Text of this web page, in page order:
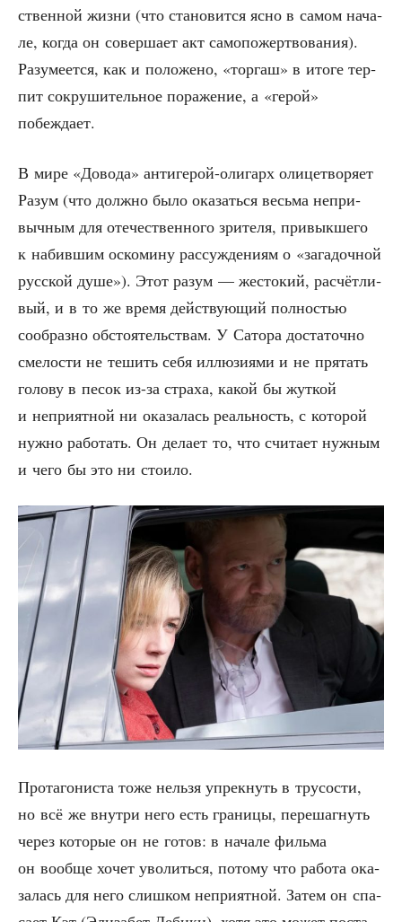
ствен­ной жиз­ни (что ста­но­вит­ся ясно в самом нача­
ле, когда он совер­ша­ет акт само­по­жерт­во­ва­ния).
Разу­ме­ет­ся, как и поло­же­но, «тор­гаш» в ито­ге тер­
пит сокру­ши­тель­ное пора­же­ние, а «герой»
побеждает.
В мире «Дово­да» анти­ге­рой-оли­гарх оли­це­тво­ря­ет
Разум (что долж­но было ока­зать­ся весь­ма непри­
выч­ным для оте­че­ствен­но­го зри­те­ля, при­вык­ше­го
к набив­шим оско­ми­ну рас­суж­де­ни­ям о «зага­доч­ной
рус­ской душе»). Этот разум — жесто­кий, рас­чёт­ли­
вый, и в то же вре­мя дей­ству­ю­щий пол­но­стью
сооб­раз­но обсто­я­тель­ствам. У Сато­ра доста­точ­но
сме­ло­сти не тешить себя иллю­зи­я­ми и не пря­тать
голо­ву в песок из-за стра­ха, какой бы жут­кой
и непри­ят­ной ни ока­за­лась реаль­ность, с кото­рой
нуж­но рабо­тать. Он дела­ет то, что счи­та­ет нуж­ным
и чего бы это ни стоило.
Про­та­го­ни­ста тоже нель­зя упрек­нуть в тру­со­сти,
но всё же внут­ри него есть гра­ни­цы, пере­шаг­нуть
через кото­рые он не готов: в нача­ле филь­ма
он вооб­ще хочет уво­лить­ся, пото­му что рабо­та ока­
за­лась для него слиш­ком непри­ят­ной. Затем он спа­